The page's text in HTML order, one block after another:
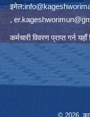
इमेल:
,
कर्मचारी विवरण प्राप्त गर्न
© 2026